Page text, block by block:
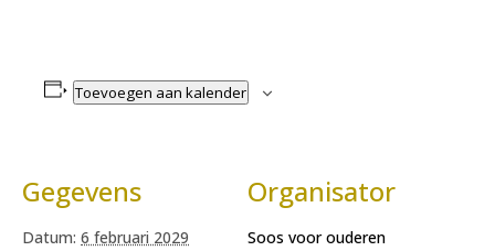
Toevoegen aan kalender
Gegevens
Datum: 6 februari 2029
Organisator
Soos voor ouderen